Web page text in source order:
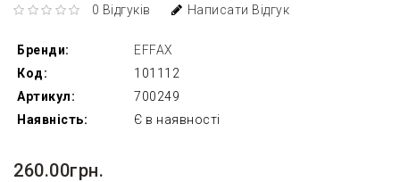
0 Відгуків Написати Відгук
Бренди:
EFFAX
Код:
101112
Артикул:
700249
Наявність:
Є в наявності
260.00грн.